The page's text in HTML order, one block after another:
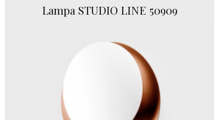
Lampa STUDIO LINE 50909